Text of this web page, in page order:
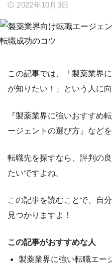
2022年10月3日
この記事では、 「製薬業界
が知りたい！」
という人に向
『製薬業界に強いおすすめ
ージェントの選び方』 など
転職先を探すなら、評判の
たいですよね。
この記事を読むことで、
自
見つかりますよ！
この記事がおすすめな人
製薬業界に強い転職エー